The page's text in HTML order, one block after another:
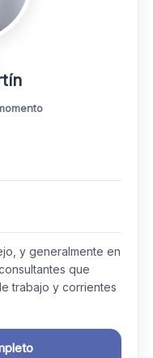
y generalmente en
que
trabajo y corrientes